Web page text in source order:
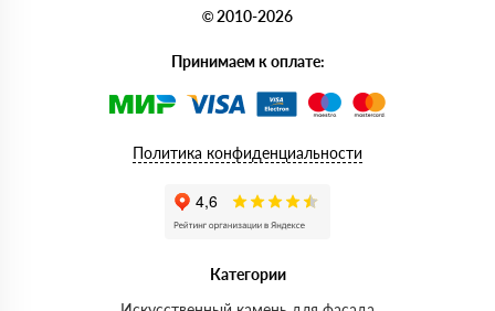
© 2010-2026
Принимаем к оплате:
Политика конфиденциальности
Категории